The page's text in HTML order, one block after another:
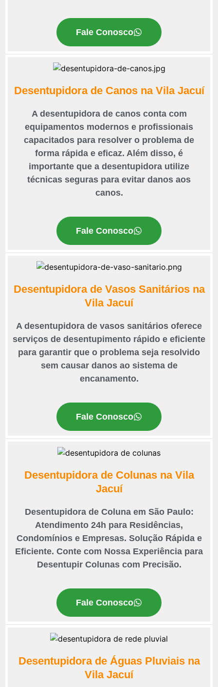
Fale Conosco
Desentupidora de Canos na Vila Jacuí
A desentupidora de canos conta com
equipamentos modernos e profissionais
capacitados para resolver o problema de
forma rápida e eficaz. Além disso, é
importante que a desentupidora utilize
técnicas seguras para evitar danos aos
canos.
Fale Conosco
Desentupidora de Vasos Sanitários na
Vila Jacuí
A desentupidora de vasos sanitários oferece
serviços de desentupimento rápido e eficiente
para garantir que o problema seja resolvido
sem causar danos ao sistema de
encanamento.
Fale Conosco
Desentupidora de Colunas na Vila
Jacuí
Desentupidora de Coluna em São Paulo:
Atendimento 24h para Residências,
Condomínios e Empresas. Solução Rápida e
Eficiente. Conte com Nossa Experiência para
Desentupir Colunas com Precisão.
Fale Conosco
Desentupidora de Águas Pluviais na
Vila Jacuí